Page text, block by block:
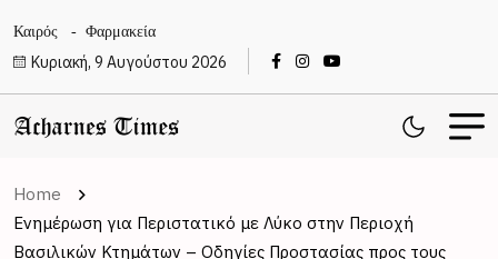
Καιρός Φαρμακεία
Κυριακή, 9 Αυγούστου 2026
Home
Ενημέρωση για Περιστατικό με Λύκο στην Περιοχή
Βασιλικών Κτημάτων – Οδηγίες Προστασίας προς τους